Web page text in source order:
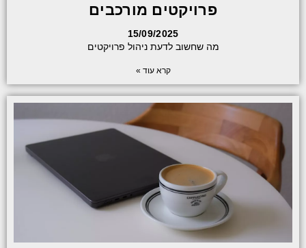
פרויקטים מורכבים
15/09/2025
מה שחשוב לדעת ניהול פרויקטים
קרא עוד »